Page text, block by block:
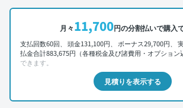
月々11,700円の分割払いで購入
支払回数60回、 頭金131,100円、 ボーナス29,700円、
払金合計883,675円（各種税金及び諸費用・オプション
できます。
見積りを表示する